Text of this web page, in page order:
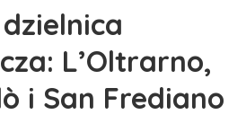
L’Oltrarno,
i San Frediano